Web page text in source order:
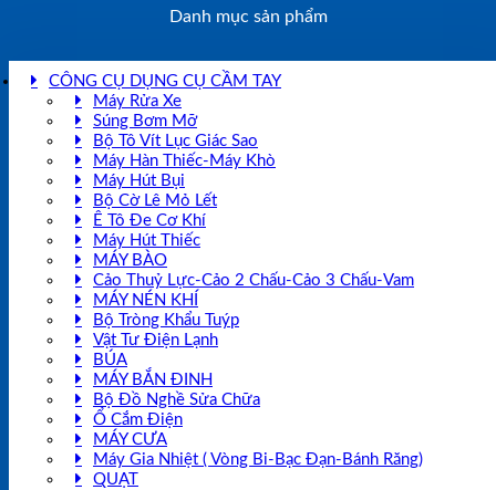
Danh mục sản phẩm
CÔNG CỤ DỤNG CỤ CẦM TAY
Máy Rửa Xe
Súng Bơm Mỡ
Bộ Tô Vít Lục Giác Sao
Máy Hàn Thiếc-Máy Khò
Máy Hút Bụi
Bộ Cờ Lê Mỏ Lết
Ê Tô Đe Cơ Khí
Máy Hút Thiếc
MÁY BÀO
Cảo Thuỷ Lực-Cảo 2 Chấu-Cảo 3 Chấu-Vam
MÁY NÉN KHÍ
Bộ Tròng Khẩu Tuýp
Vật Tư Điện Lạnh
BÚA
MÁY BẮN ĐINH
Bộ Đồ Nghề Sửa Chữa
Ổ Cắm Điện
MÁY CƯA
Máy Gia Nhiệt ( Vòng Bi-Bạc Đạn-Bánh Răng)
QUẠT